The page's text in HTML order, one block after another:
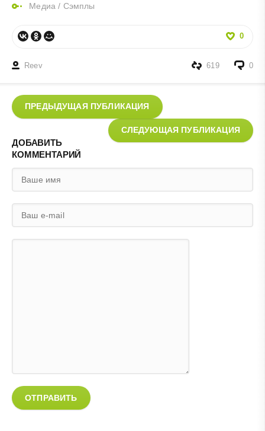
Медиа / Сэмплы
0
Reev 0
619
ПРЕДЫДУЩАЯ ПУБЛИКАЦИЯ
СЛЕДУЮЩАЯ ПУБЛИКАЦИЯ
ДОБАВИТЬ
КОММЕНТАРИЙ
ОТПРАВИТЬ